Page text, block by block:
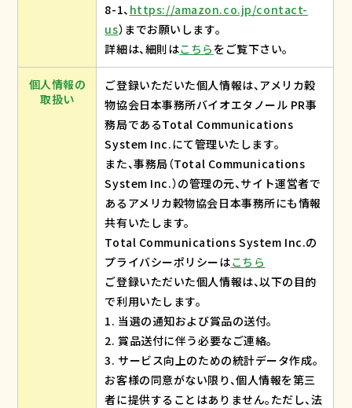
8-1、 https://amazon.co.jp/contact-
us）までお願いします。
詳細は、細則はこちら をご覧下さい。
個人情報の
取扱い
ご登録いただいた個人情報は、アメリカ穀
物協会日本事務所バイオエタノール PR事
務局であるTotal Communications
System Inc.にて管理いたします。
また、事務局（Total Communications
System Inc.）の管理の元、サイト運営者で
あるアメリカ穀物協会日本事務所にも情報
共有いたします。
Total Communications System Inc.の
プライバシーポリシーはこちら
ご登録いただいた個人情報は、以下の目的
で利用いたします。
1. 当選の通知および賞品の送付。
2. 賞品送付に伴う必要なご連絡。
3. サービス向上のための統計データ作成。
お客様の同意がない限り、個人情報を第三
者に提供することはありません。ただし、法